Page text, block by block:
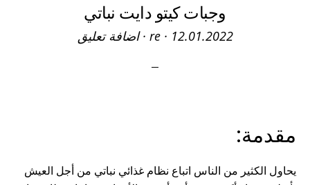
وجبات كيتو دايت نباتي
re· 12.01.2022
·اضافة تعليق
مقدمة:
يحاول الكثير من الناس اتباع نظام غذائي نباتي من أجل العيش